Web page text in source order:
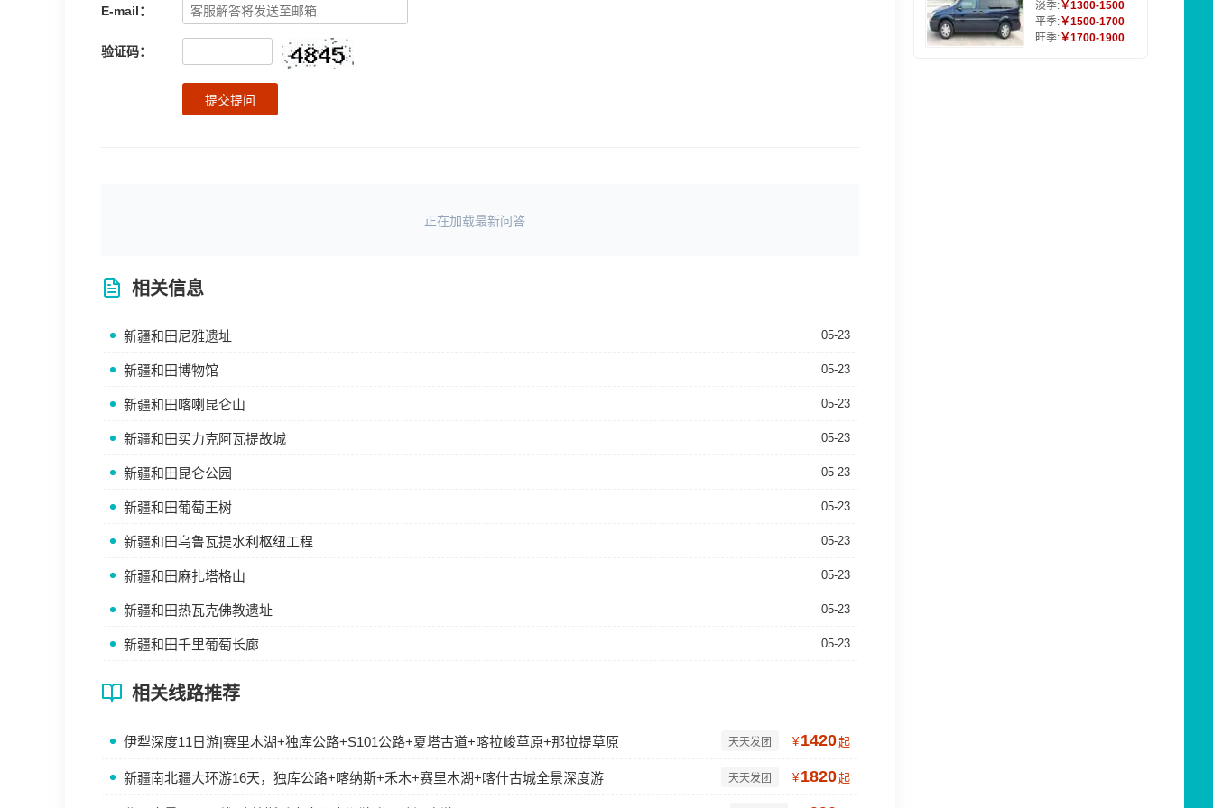
E-mail：
验证码：
提交提问
正在加载最新问答...
相关信息
新疆和田尼雅遗址 05-23
新疆和田博物馆 05-23
新疆和田喀喇昆仑山 05-23
新疆和田买力克阿瓦提故城 05-23
新疆和田昆仑公园 05-23
新疆和田葡萄王树 05-23
新疆和田乌鲁瓦提水利枢纽工程 05-23
新疆和田麻扎塔格山 05-23
新疆和田热瓦克佛教遗址 05-23
新疆和田千里葡萄长廊 05-23
相关线路推荐
伊犁深度11日游|赛里木湖+独库公路+S101公路+夏塔古道+喀拉峻草原+那拉提草原 天天发团 ¥ 1420起
新疆南北疆大环游16天，独库公路+喀纳斯+禾木+赛里木湖+喀什古城全景深度游 天天发团 ¥ 1820起
淡季:￥1300-1500
平季:￥1500-1700
旺季:￥1700-1900